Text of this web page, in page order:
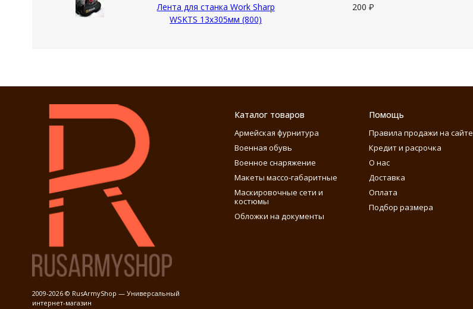
Лента для станка Work Sharp
WSKTS 13x305мм (800)
200₽
2009-2026 © RusArmyShop — Универсальный
интернет-магазин
Каталог товаров
Армейская фурнитура
Военная обувь
Военное снаряжение
Макеты массо-габаритные
Маскировочные сети и
костюмы
Обложки на документы
Помощь
Правила продажи на сайте
Кредит и расрочка
О нас
Доставка
Оплата
Подбор размера